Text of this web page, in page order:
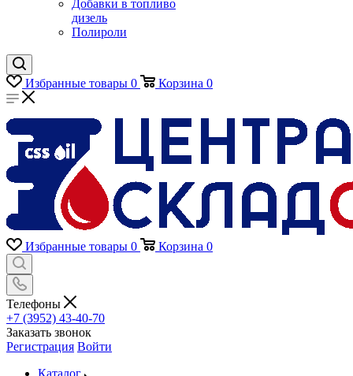
Добавки в топливо
дизель
Полироли
Избранные товары 0 Корзина 0
Избранные товары 0 Корзина 0
Телефоны
+7 (3952) 43-40-70
Заказать звонок
Регистрация Войти
Каталог